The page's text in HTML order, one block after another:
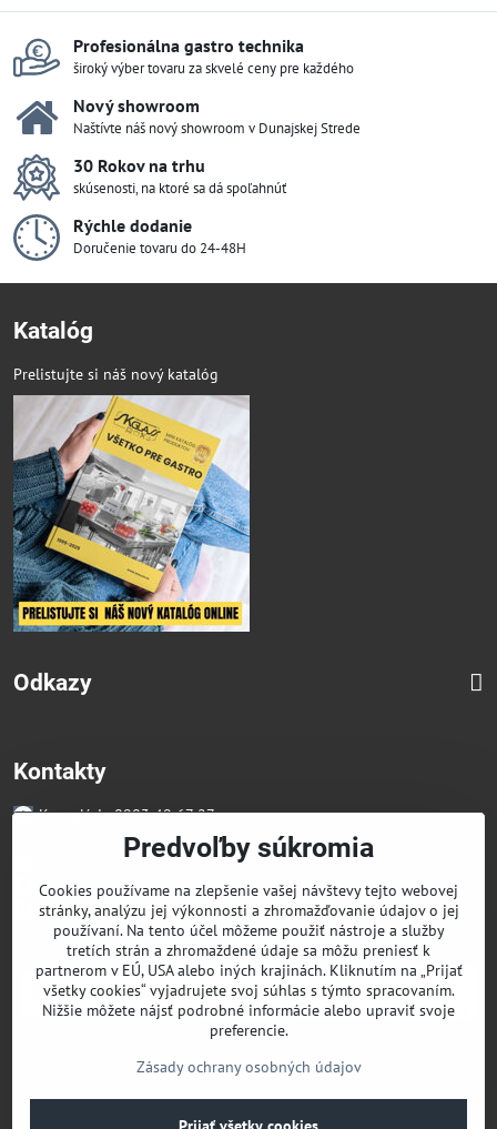
Profesionálna gastro technika
široký výber tovaru za skvelé ceny pre každého
Nový showroom
Naštívte náš nový showroom v Dunajskej Strede
30 Rokov na trhu
skúsenosti, na ktoré sa dá spoľahnúť
Rýchle dodanie
Doručenie tovaru do 24-48H
Katalóg
Prelistujte si náš nový katalóg
Odkazy
Kontakty
Kancelária 0903 49 67 27
Faktúry/Reklamácia 0914 27 44 27
Email skglass@skglass.sk
Projekty gastro@skglass.sk
Osobný Odber Bratislavská 919/4 Dunajská Streda
Predvoľby súkromia
Cookies používame na zlepšenie vašej návštevy tejto webovej
stránky, analýzu jej výkonnosti a zhromažďovanie údajov o jej
používaní. Na tento účel môžeme použiť nástroje a služby
tretích strán a zhromaždené údaje sa môžu preniesť k
partnerom v EÚ, USA alebo iných krajinách. Kliknutím na „Prijať
všetky cookies“ vyjadrujete svoj súhlas s týmto spracovaním.
Nižšie môžete nájsť podrobné informácie alebo upraviť svoje
preferencie.
Zásady ochrany osobných údajov